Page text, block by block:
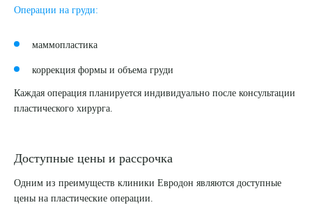
Операции на груди:
маммопластика
коррекция формы и объема груди
Каждая операция планируется индивидуально после консультации
пластического хирурга.
Доступные цены и рассрочка
Одним из преимуществ клиники Евродон являются доступные
цены на пластические операции.